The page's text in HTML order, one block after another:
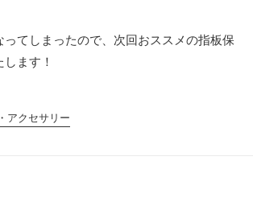
ってしまったので、次回おススメの指板保
ます！
アクセサリー